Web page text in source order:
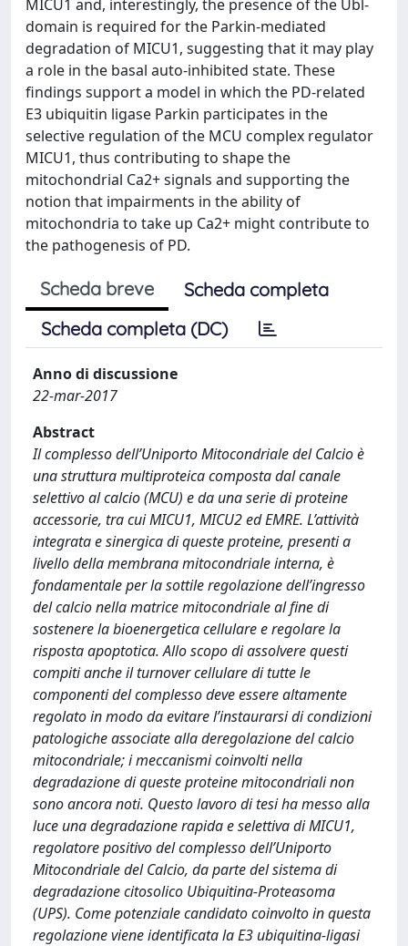
MICU1 and, interestingly, the presence of the Ubl-
domain is required for the Parkin-mediated
degradation of MICU1, suggesting that it may play
a role in the basal auto-inhibited state. These
findings support a model in which the PD-related
E3 ubiquitin ligase Parkin participates in the
selective regulation of the MCU complex regulator
MICU1, thus contributing to shape the
mitochondrial Ca2+ signals and supporting the
notion that impairments in the ability of
mitochondria to take up Ca2+ might contribute to
the pathogenesis of PD.
Scheda breve
Scheda completa
Scheda completa (DC)
Anno di discussione
22-mar-2017
Abstract
Il complesso dell’Uniporto Mitocondriale del Calcio è
una struttura multiproteica composta dal canale
selettivo al calcio (MCU) e da una serie di proteine
accessorie, tra cui MICU1, MICU2 ed EMRE. L’attività
integrata e sinergica di queste proteine, presenti a
livello della membrana mitocondriale interna, è
fondamentale per la sottile regolazione dell’ingresso
del calcio nella matrice mitocondriale al fine di
sostenere la bioenergetica cellulare e regolare la
risposta apoptotica. Allo scopo di assolvere questi
compiti anche il turnover cellulare di tutte le
componenti del complesso deve essere altamente
regolato in modo da evitare l’instaurarsi di condizioni
patologiche associate alla deregolazione del calcio
mitocondriale; i meccanismi coinvolti nella
degradazione di queste proteine mitocondriali non
sono ancora noti. Questo lavoro di tesi ha messo alla
luce una degradazione rapida e selettiva di MICU1,
regolatore positivo del complesso dell’Uniporto
Mitocondriale del Calcio, da parte del sistema di
degradazione citosolico Ubiquitina-Proteasoma
(UPS). Come potenziale candidato coinvolto in questa
regolazione viene identificata la E3 ubiquitina-ligasi